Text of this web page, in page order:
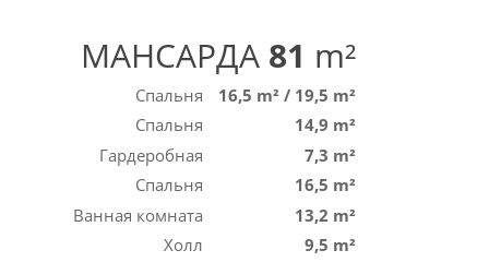
МАНСАРДА 81 m²
Спальня 16,5 m² / 19,5 m²
Спальня
14,9 m²
Гардеробная
7,3 m²
Спальня
16,5 m²
Ванная комната
13,2 m²
Холл
9,5 m²